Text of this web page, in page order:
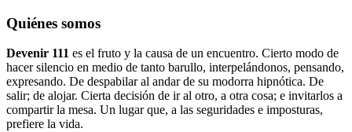
de
entradas
Quiénes somos
Devenir 111 es el fruto y la causa de un encuentro. Cierto modo de
hacer silencio en medio de tanto barullo, interpelándonos, pensando,
expresando. De despabilar al andar de su modorra hipnótica. De
salir; de alojar. Cierta decisión de ir al otro, a otra cosa; e invitarlos a
compartir la mesa. Un lugar que, a las seguridades e imposturas,
prefiere la vida.